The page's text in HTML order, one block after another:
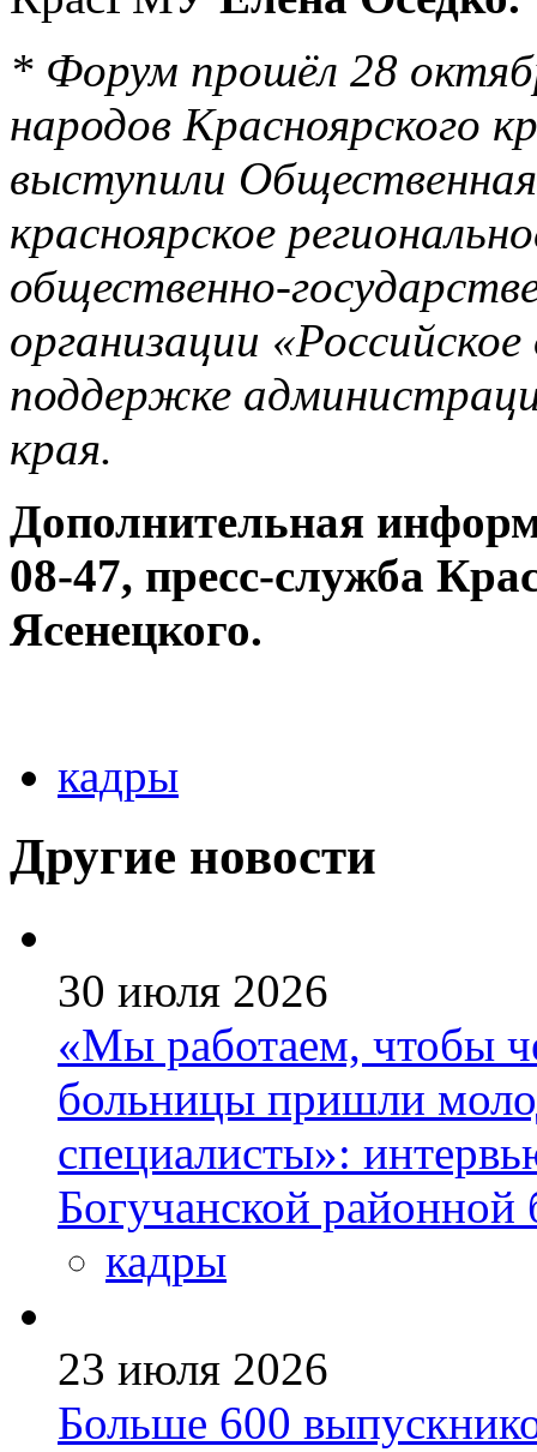
* Форум прошёл 28
народов Красноярского
выступили
красноярское
общественно-
организации
поддержке
края.
Дополнительная
08-47, пресс-служба
Ясенецкого.
кадры
Другие новости
30 июля 2026
«Мы работаем, чтобы
больницы пришли
специалисты»:
Богучанской
кадры
23 июля 2026
Больше 600